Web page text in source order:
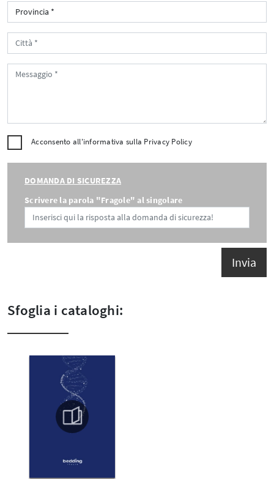
Acconsento all'informativa sulla Privacy Policy
DOMANDA DI SICUREZZA
Scrivere la parola "Fragole" al singolare
Invia
Sfoglia i cataloghi: